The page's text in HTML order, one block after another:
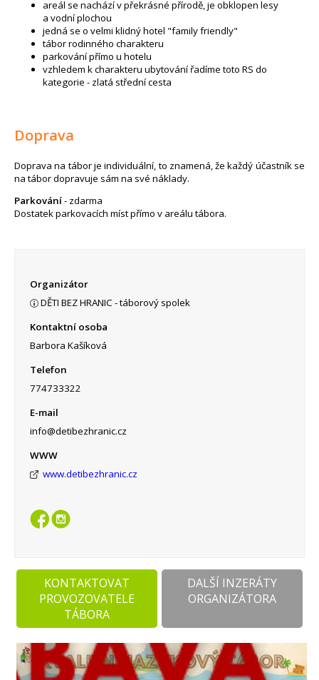
areál se nachází v překrásné přírodě, je obklopen lesy
a vodní plochou
jedná se o velmi klidný hotel "family friendly"
tábor rodinného charakteru
parkování přímo u hotelu
vzhledem k charakteru ubytování řadíme toto RS do
kategorie - zlatá střední cesta
Doprava
Doprava na tábor je individuální, to znamená, že každý účastník se
na tábor dopravuje sám na své náklady.
Parkování- zdarma
Dostatek parkovacích míst přímo v areálu tábora.
Organizátor
DĚTI BEZ HRANIC - táborový spolek
Kontaktní osoba
Barbora Kašíková
Telefon
774733322
E-mail
info@detibezhranic.cz
WWW
www.detibezhranic.cz
KONTAKTOVAT
PROVOZOVATELE
TÁBORA
DALŠÍ INZERÁTY
ORGANIZÁTORA